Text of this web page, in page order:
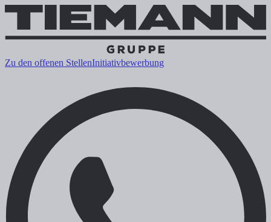
Zu den offenen StellenInitiativbewerbung